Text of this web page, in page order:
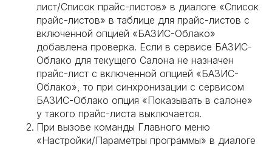
лист/Список прайс-листов» в диалоге «Список
прайс-листов» в таблице для прайс-листов с
включенной опцией «БАЗИС-Облако»
добавлена проверка. Если в сервисе БАЗИС-
Облако для текущего Салона не назначен
прайс-лист с включенной опцией «БАЗИС-
Облако», то при синхронизации с сервисом
БАЗИС-Облако опция «Показывать в салоне»
у такого прайс-листа выключается.
При вызове команды Главного меню
«Настройки/Параметры программы» в диалоге